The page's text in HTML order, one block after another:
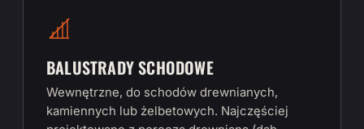
BALUSTRADY SCHODOWE
Wewnętrzne, do schodów drewnianych,
kamiennych lub żelbetowych. Najczęściej